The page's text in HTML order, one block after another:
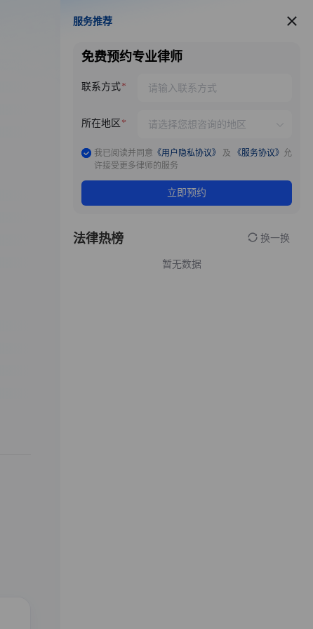
服务推荐
服务推荐
免费预约专业律师
联系方式
所在地区
我已阅读并同意 《用户隐私协议》 及 《服务协议》 允
许接受更多律师的服务
立即预约
法律热榜 换一换
暂无数据